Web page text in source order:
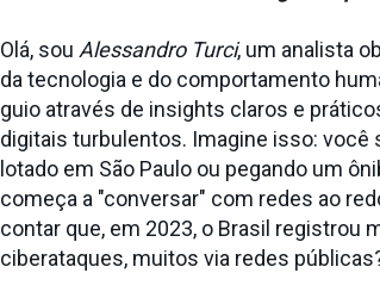
Olá, sou Alessandro Turci, um analista
da tecnologia e do comportamento
guio através de insights claros e
digitais turbulentos. Imagine isso: você
lotado em São Paulo ou pegando um
começa a "conversar" com redes ao
contar que, em 2023, o Brasil registrou
ciberataques, muitos via redes